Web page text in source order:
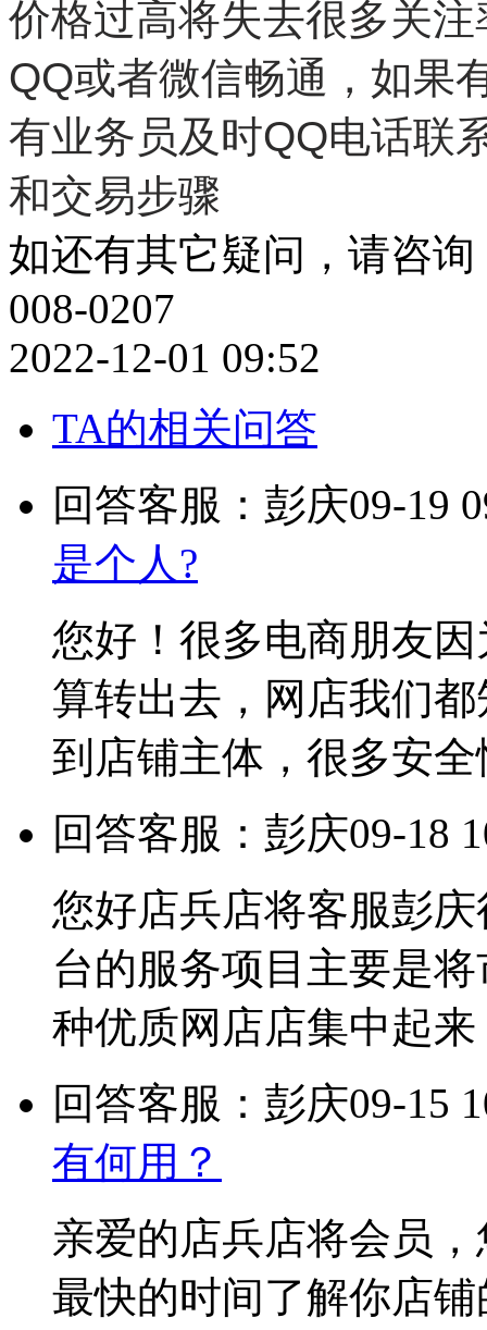
价格过高将失去很多关
QQ或者微信畅通，如果
有业务员及时QQ电话联
和交易步骤
如还有其它疑问，请咨询
008-0207
2022-12-01 09:52
TA的相关问答
回答客服：彭庆09-19
是个人?
您好！很多电商朋友
算转出去，网店我们
到店铺主体，很多安
回答客服：彭庆09-18
您好店兵店将客服彭
台的服务项目主要是
种优质网店店集中起
回答客服：彭庆09-15
有何用？
亲爱的店兵店将会员
最快的时间了解你店